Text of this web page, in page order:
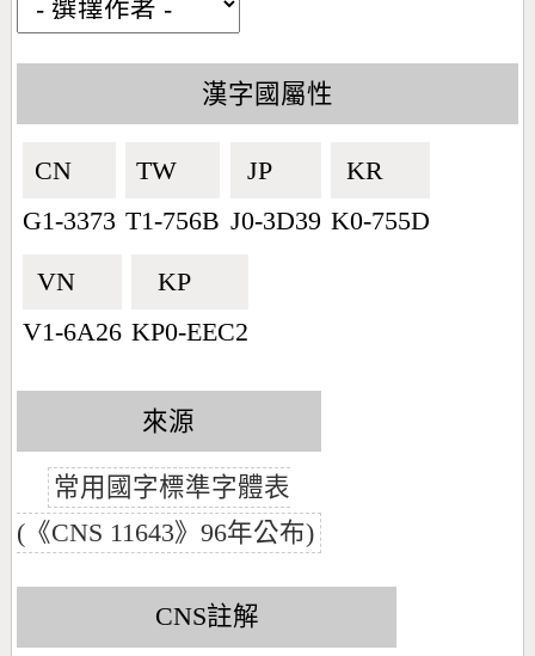
漢字國屬性
CN🇨🇳
G1-3373
TW🇹🇼
T1-756B
JP🇯🇵
J0-3D39
KR🇰🇷
K0-755D
VN🇻🇳
V1-6A26
KP🇰🇵
KP0-EEC2
來源
常用國字標準字體表
(《CNS 11643》96年公布)
CNS註解